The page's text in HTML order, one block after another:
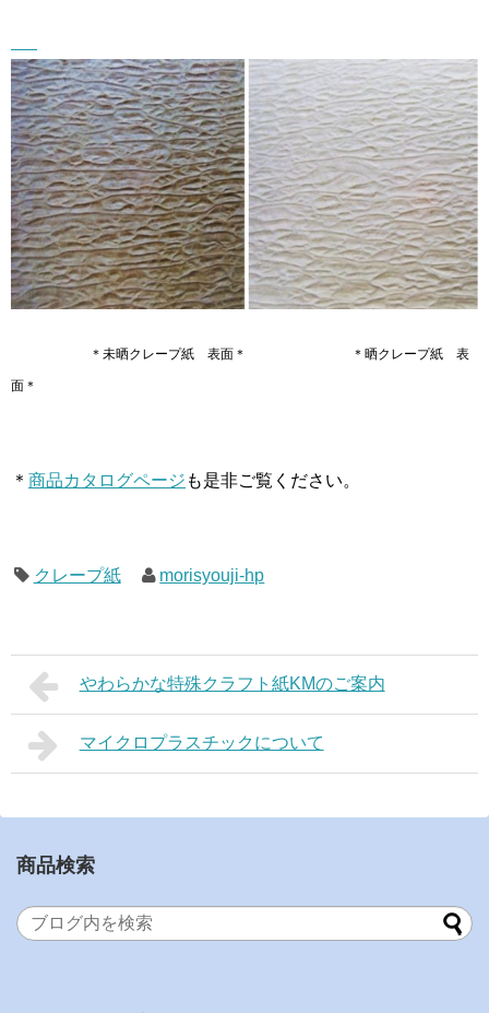
＊未晒クレープ紙 表面＊ ＊晒クレープ紙 表
面＊
＊ 商品カタログページ も是非ご覧ください。
クレープ紙 morisyouji-hp
やわらかな特殊クラフト紙KMのご案内
マイクロプラスチックについて
商品検索